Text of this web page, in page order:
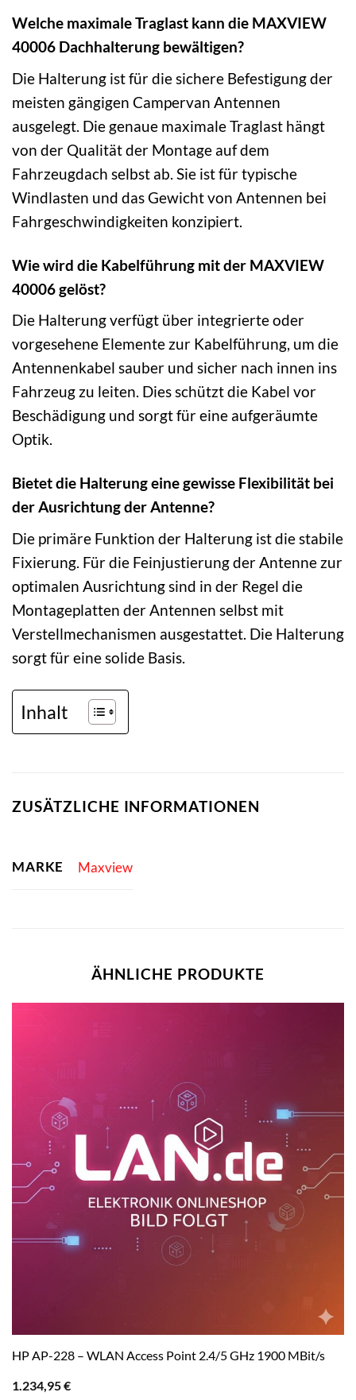
Welche maximale Traglast kann die MAXVIEW
40006 Dachhalterung bewältigen?
Die Halterung ist für die sichere Befestigung der
meisten gängigen Campervan Antennen
ausgelegt. Die genaue maximale Traglast hängt
von der Qualität der Montage auf dem
Fahrzeugdach selbst ab. Sie ist für typische
Windlasten und das Gewicht von Antennen bei
Fahrgeschwindigkeiten konzipiert.
Wie wird die Kabelführung mit der MAXVIEW
40006 gelöst?
Die Halterung verfügt über integrierte oder
vorgesehene Elemente zur Kabelführung, um die
Antennenkabel sauber und sicher nach innen ins
Fahrzeug zu leiten. Dies schützt die Kabel vor
Beschädigung und sorgt für eine aufgeräumte
Optik.
Bietet die Halterung eine gewisse Flexibilität bei
der Ausrichtung der Antenne?
Die primäre Funktion der Halterung ist die stabile
Fixierung. Für die Feinjustierung der Antenne zur
optimalen Ausrichtung sind in der Regel die
Montageplatten der Antennen selbst mit
Verstellmechanismen ausgestattet. Die Halterung
sorgt für eine solide Basis.
Inhalt
ZUSÄTZLICHE INFORMATIONEN
MARKE Maxview
ÄHNLICHE PRODUKTE
HP AP-228 – WLAN Access Point 2.4/5 GHz 1900 MBit/s
1.234,95€